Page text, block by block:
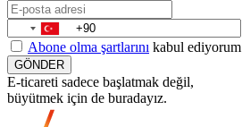
Abone olma şartlarını kabul ediyorum
GÖNDER
E-ticareti sadece başlatmak değil,
büyütmek için de buradayız.